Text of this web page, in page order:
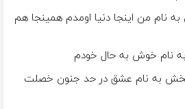
به نام ﻣﻦ اﻳﻨﺠﺎ دﻧﻴﺎ اوﻣﺪم ﻫﻤﻴﻨﺠﺎ ﻫﻢ
به نام خوش به حال خودم
به نام عشق در حد جنون خصلت